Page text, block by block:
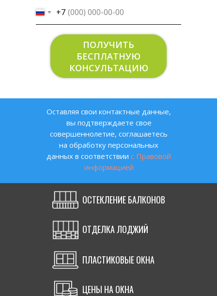
+7
ПОЛУЧИТЬ
БЕСПЛАТНУЮ
КОНСУЛЬТАЦИЮ
Оставляя свои контактные данные,
вы подтверждаете свое
совершеннолетие, соглашаетесь
на обработку персональных
данных в соответствии с Правовой
информацией
ОСТЕКЛЕНИЕ БАЛКОНОВ
ОТДЕЛКА ЛОДЖИЙ
ПЛАСТИКОВЫЕ ОКНА
ЦЕНЫ НА ОКНА